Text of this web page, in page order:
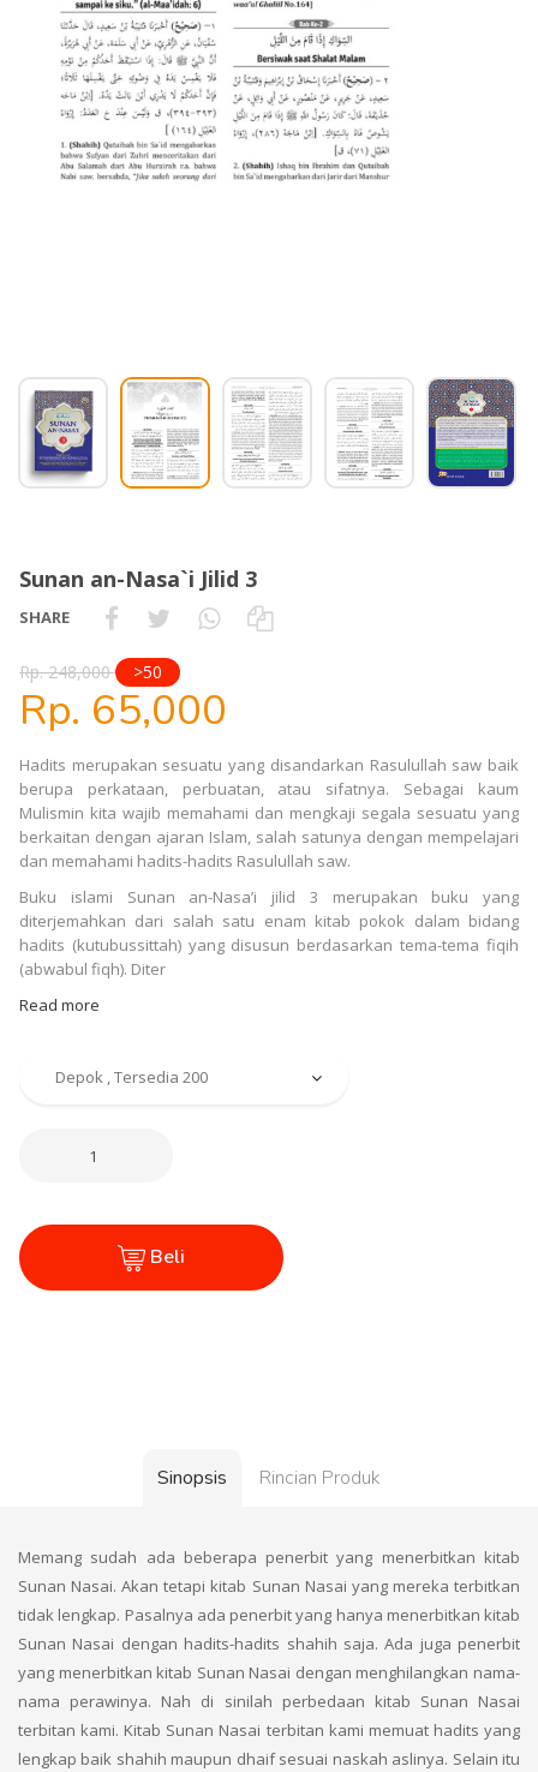
Sunan an-Nasa`i Jilid 3
SHARE
Rp. 248,000 >50
Rp. 65,000
Hadits merupakan sesuatu yang disandarkan Rasulullah saw baik
berupa perkataan, perbuatan, atau sifatnya. Sebagai kaum
Mulismin kita wajib memahami dan mengkaji segala sesuatu yang
berkaitan dengan ajaran Islam, salah satunya dengan mempelajari
dan memahami hadits-hadits Rasulullah saw.
Buku islami Sunan an-Nasa’i jilid 3 merupakan buku yang
diterjemahkan dari salah satu enam kitab pokok dalam bidang
hadits (kutubussittah) yang disusun berdasarkan tema-tema fiqih
(abwabul fiqh). Diter
Read more
Beli
Sinopsis Rincian Produk
Memang sudah ada beberapa penerbit yang menerbitkan kitab
Sunan Nasai. Akan tetapi kitab Sunan Nasai yang mereka terbitkan
tidak lengkap. Pasalnya ada penerbit yang hanya menerbitkan kitab
Sunan Nasai dengan hadits-hadits shahih saja. Ada juga penerbit
yang menerbitkan kitab Sunan Nasai dengan menghilangkan nama-
nama perawinya. Nah di sinilah perbedaan kitab Sunan Nasai
terbitan kami. Kitab Sunan Nasai terbitan kami memuat hadits yang
lengkap baik shahih maupun dhaif sesuai naskah aslinya. Selain itu